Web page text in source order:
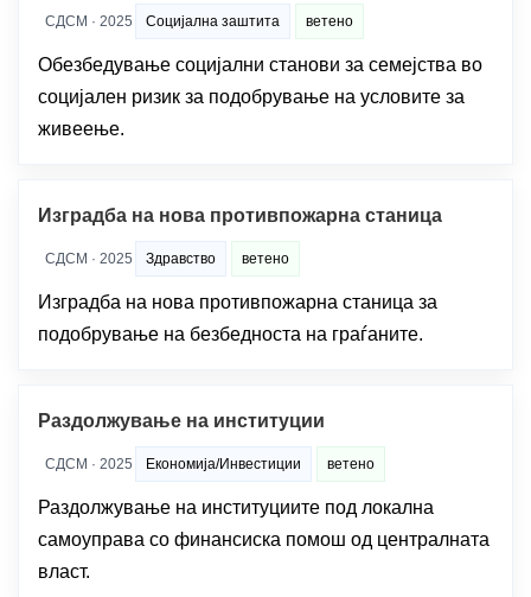
СДСМ · 2025 Социјална заштита ветено
Обезбедување социјални станови за семејства во
социјален ризик за подобрување на условите за
живеење.
Изградба на нова противпожарна станица
СДСМ · 2025 Здравство ветено
Изградба на нова противпожарна станица за
подобрување на безбедноста на граѓаните.
Раздолжување на институции
СДСМ · 2025 Економија/Инвестиции ветено
Раздолжување на институциите под локална
самоуправа со финансиска помош од централната
власт.